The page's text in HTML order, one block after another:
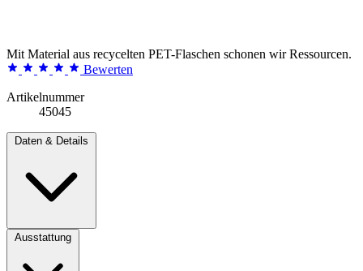
Mit Material aus recycelten PET-Flaschen schonen wir Ressourcen.
Bewerten
Artikelnummer
45045
Daten & Details
Ausstattung